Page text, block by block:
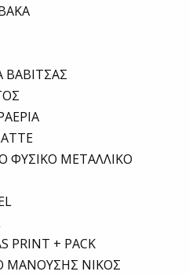
ΒΑΒΙΤΣΑΣ
ΦΥΣΙΚΟ ΜΕΤΑΛΛΙΚΟ
PRINT + PACK
ΜΑΝΟΥΣΗΣ ΝΙΚΟΣ